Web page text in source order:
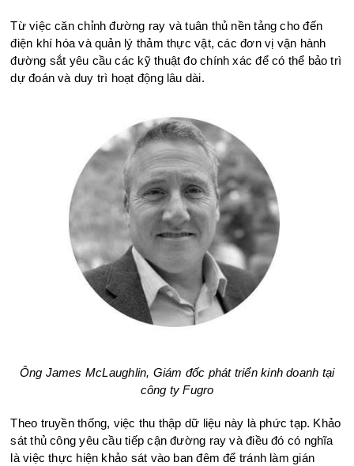
Từ việc căn chỉnh đường ray và tuân thủ nền tảng cho đến
điện khí hóa và quản lý thảm thực vật, các đơn vị vận hành
đường sắt yêu cầu các kỹ thuật đo chính xác để có thể bảo trì
dự đoán và duy trì hoạt động lâu dài.
Ông James McLaughlin, Giám đốc phát triển kinh doanh tại
công ty Fugro
Theo truyền thống, việc thu thập dữ liệu này là phức tạp. Khảo
sát thủ công yêu cầu tiếp cận đường ray và điều đó có nghĩa
là việc thực hiện khảo sát vào ban đêm để tránh làm gián